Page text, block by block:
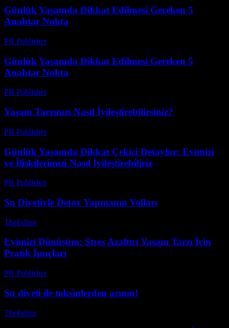
Günlük Yaşamda Dikkat Edilmesi Gereken 5
Anahtar Nokta
PR Publisher-
Günlük Yaşamda Dikkat Edilmesi Gereken 5
Anahtar Nokta
PR Publisher-
Yaşam Tarzınızı Nasıl İyileştirebilirsiniz?
PR Publisher-
Günlük Yaşamda Dikkat Çekici Detaylar: Evimizi
ve İlişkilerimizi Nasıl İyileştirebiliriz
PR Publisher-
Su Diyetiyle Detox Yapmanın Yolları
TheEditor-
Evimizi Dönüşüm: Stres Azaltıcı Yaşam Tarzı İçin
Pratik İpuçları
PR Publisher-
Su diyeti ile toksinlerden arının!
TheEditor-